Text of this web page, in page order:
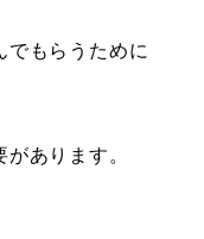
でもらうために
あります。